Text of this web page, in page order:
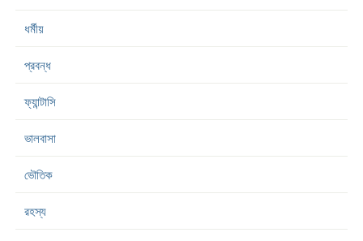
ধর্মীয়
প্রবন্ধ
ফ্যান্টাসি
ভালবাসা
ভৌতিক
রহস্য